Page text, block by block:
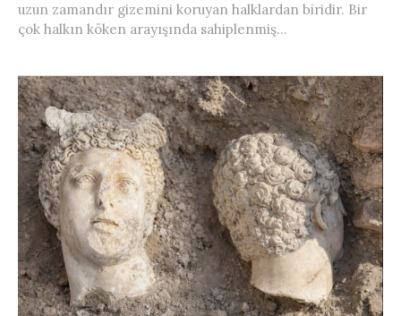
uzun zamandır gizemini koruyan halklardan biridir. Bir
çok halkın köken arayışında sahiplenmiş...